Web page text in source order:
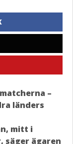
–
länders
mitt i
säger ägaren